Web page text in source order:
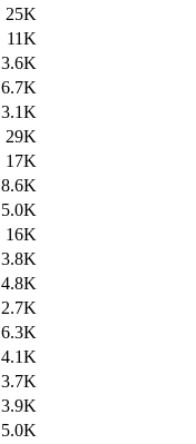
25K
11K
3.6K
6.7K
3.1K
29K
17K
8.6K
5.0K
16K
3.8K
4.8K
2.7K
6.3K
4.1K
3.7K
3.9K
5.0K